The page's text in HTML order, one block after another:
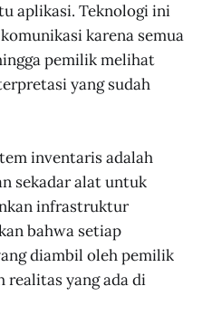
aplikasi. Teknologi ini
karena semua
pemilik melihat
yang sudah
inventaris adalah
sekadar alat untuk
infrastruktur
bahwa setiap
diambil oleh pemilik
realitas yang ada di